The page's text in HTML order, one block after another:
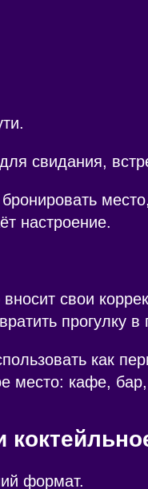
свидания,
настроение.
вносит свои
прогулку
как
место: кафе,
формат.